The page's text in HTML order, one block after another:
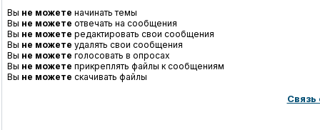
Вы не можете начинать темы
Вы не можете отвечать на сообщения
Вы не можете редактировать свои сообщения
Вы не можете удалять свои сообщения
Вы не можете голосовать в опросах
Вы не можете прикреплять файлы к сообщениям
Вы не можете скачивать файлы